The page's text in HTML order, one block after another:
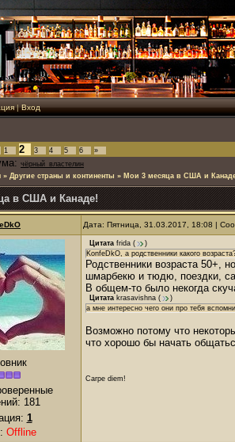
|Вход
1 2 3 4 5 6 »
чёрный_властелин
» Другие страны и континенты » Мои 3 месяца в США и
в США и Канаде!
Дата: Пятница, 31.03.2017, 18:08 |
181
1
Offline
Цитата frida (
)
KonfeDkO, а родственники какого
Родственники возраста 50+,
шмарбекю и тюдю, поездки,
В общем-то было некогда
Цитата krasavishna (
)
а мне интересно чего они про тебя
Возможно потому что
что хорошо бы начать
Carpe diem!